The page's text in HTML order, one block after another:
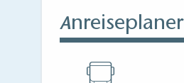
Anreiseplaner